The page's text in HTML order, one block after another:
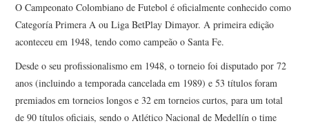
O Campeonato Colombiano de Futebol é oficialmente conhecido como
Categoría Primera A ou Liga BetPlay Dimayor. A primeira edição
aconteceu em 1948, tendo como campeão o Santa Fe.
Desde o seu profissionalismo em 1948, o torneio foi disputado por 72
anos (incluindo a temporada cancelada em 1989) e 53 títulos foram
premiados em torneios longos e 32 em torneios curtos, para um total
de 90 títulos oficiais, sendo o Atlético Nacional de Medellín o time